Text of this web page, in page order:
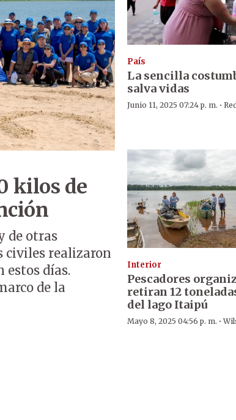
kilos de
de otras
civiles realizaron
estos días.
de la
País
La sencilla
salva vidas
Junio 11, 2025 07:24 p. m. ·
Interior
Pescadores
retiran 12
del lago Itaipú
Mayo 8, 2025 04:56 p. m. ·